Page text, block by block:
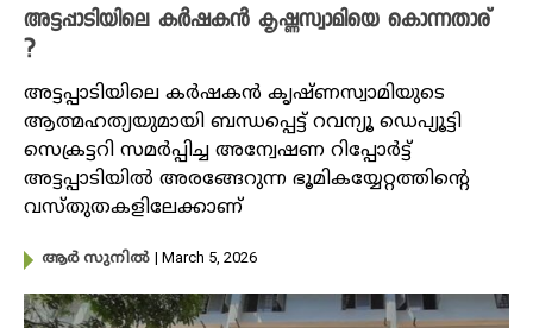
അട്ടപ്പാടിയിലെ കർഷകൻ കൃഷ്ണസ്വാമിയെ കൊന്നതാര്
?
അട്ടപ്പാടിയിലെ കർഷകൻ കൃഷ്ണസ്വാമിയുടെ
ആത്മഹത്യയുമായി ബന്ധപ്പെട്ട് റവന്യൂ ഡെപ്യൂട്ടി
സെക്രട്ടറി സമർപ്പിച്ച അന്വേഷണ റിപ്പോർട്ട്
അട്ടപ്പാടിയിൽ അരങ്ങേറുന്ന ഭൂമികയ്യേറ്റത്തിന്റെ
വസ്തുതകളിലേക്കാണ്
ആർ സുനിൽ | March 5, 2026